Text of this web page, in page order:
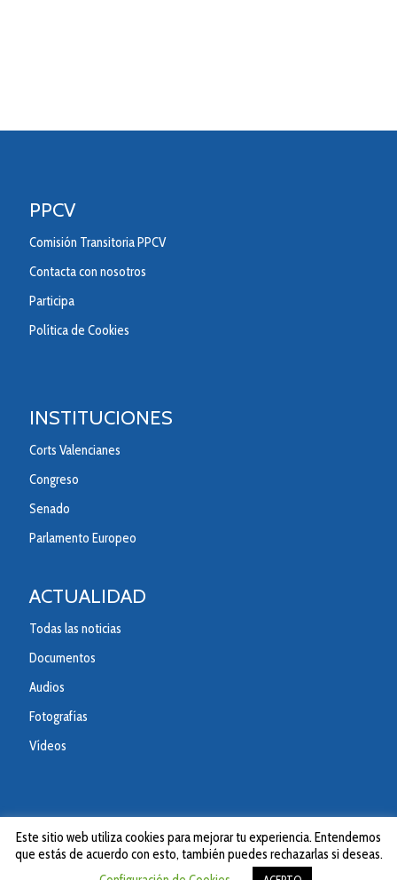
PPCV
Comisión Transitoria PPCV
Contacta con nosotros
Participa
Política de Cookies
INSTITUCIONES
Corts Valencianes
Congreso
Senado
Parlamento Europeo
ACTUALIDAD
Todas las noticias
Documentos
Audios
Fotografías
Vídeos
© 2020 Partido Popular de la Comunitad Valenciana.
Este sitio web utiliza cookies para mejorar tu experiencia. Entendemos
que estás de acuerdo con esto, también puedes rechazarlas si deseas.